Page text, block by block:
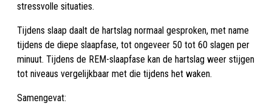
stressvolle situaties.
Tijdens slaap daalt de hartslag normaal gesproken, met name
tijdens de diepe slaapfase, tot ongeveer 50 tot 60 slagen per
minuut. Tijdens de REM-slaapfase kan de hartslag weer stijgen
tot niveaus vergelijkbaar met die tijdens het waken.
Samengevat: